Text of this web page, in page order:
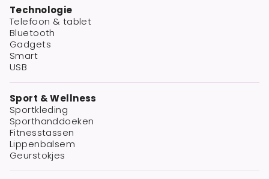
Technologie
Telefoon & tablet
Bluetooth
Gadgets
Smart
USB
Sport & Wellness
Sportkleding
Sporthanddoeken
Fitnesstassen
Lippenbalsem
Geurstokjes